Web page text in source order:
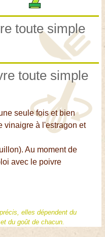
toute simple
toute simple
seule fois et bien
vinaigre à l'estragon et
Au moment de
avec le poivre
elles dépendent du
du goût de chacun.